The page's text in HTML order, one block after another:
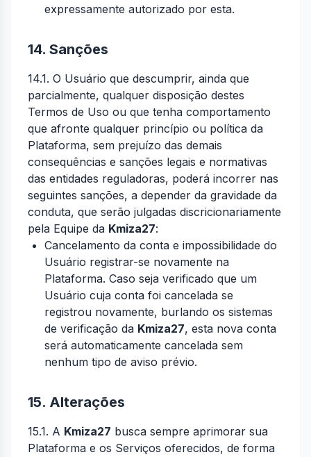
expressamente autorizado por esta.
14. Sanções
14.1. O Usuário que descumprir, ainda que
parcialmente, qualquer disposição destes
Termos de Uso ou que tenha comportamento
que afronte qualquer princípio ou política da
Plataforma, sem prejuízo das demais
consequências e sanções legais e normativas
das entidades reguladoras, poderá incorrer nas
seguintes sanções, a depender da gravidade da
conduta, que serão julgadas discricionariamente
pela Equipe da Kmiza27:
Cancelamento da conta e impossibilidade do
Usuário registrar-se novamente na
Plataforma. Caso seja verificado que um
Usuário cuja conta foi cancelada se
registrou novamente, burlando os sistemas
de verificação da Kmiza27, esta nova conta
será automaticamente cancelada sem
nenhum tipo de aviso prévio.
15. Alterações
15.1. A Kmiza27 busca sempre aprimorar sua
Plataforma e os Serviços oferecidos, de forma